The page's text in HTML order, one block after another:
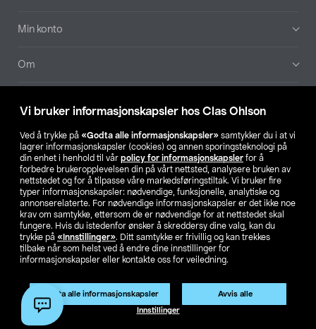
Vi bruker informasjonskapsler hos Clas Ohlson
Ved å trykke på «Godta alle informasjonskapsler» samtykker du i at vi
lagrer informasjonskapsler (cookies) og annen sporingsteknologi på
din enhet i henhold til vår policy for informasjonskapsler for å
forbedre brukeropplevelsen din på vårt nettsted, analysere bruken av
nettstedet og for å tilpasse våre markedsføringstiltak. Vi bruker fire
typer informasjonskapsler: nødvendige, funksjonelle, analytiske og
annonserelaterte. For nødvendige informasjonskapsler er det ikke noe
krav om samtykke, ettersom de er nødvendige for at nettstedet skal
fungere. Hvis du istedenfor ønsker å skreddersy dine valg, kan du
trykke på «Innstillinger». Ditt samtykke er frivillig og kan trekkes
tilbake når som helst ved å endre dine innstillinger for
informasjonskapsler eller kontakte oss for veiledning.
Godta alle informasjonskapsler Avvis alle
Innstillinger
Min konto
Om
Våre selskaper
Finn din butikk
SE NO FI
Privacy statement Medlemsvilkår Kjøpsvilkår
For bedrifter
Endre til priser ekskl. moms